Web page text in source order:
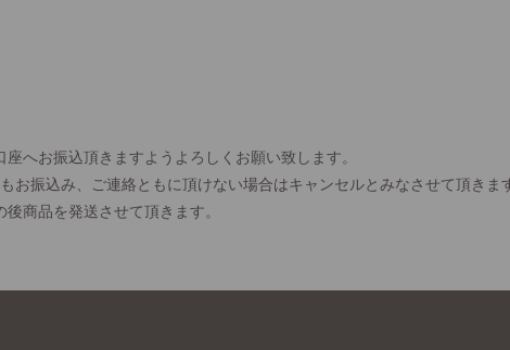
へお振込頂きますようよろしくお願い致します。
お振込み、ご連絡ともに頂けない場合はキャンセルとみなさせて頂きま
商品を発送させて頂きます。